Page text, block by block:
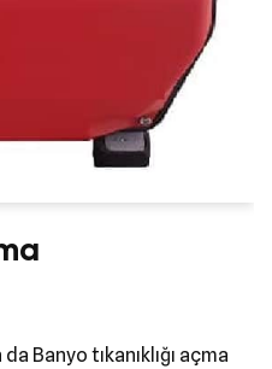
Banyo tıkanıklığı açma